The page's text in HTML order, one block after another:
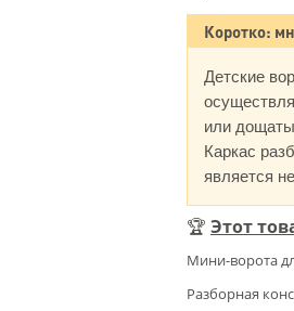
Коротко:
Детские
или
Каркас
является
🏆 Этот
Мини-ворота
Разборная